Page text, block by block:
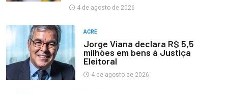
4 de agosto de 2026
ACRE
Jorge Viana declara R$ 5,5
milhões em bens à Justiça
Eleitoral
4 de agosto de 2026